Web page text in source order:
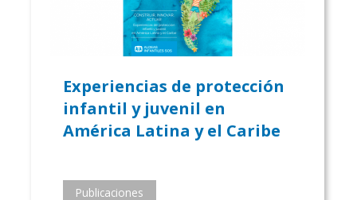
Experiencias de protección
infantil y juvenil en
América Latina y el Caribe
Publicaciones